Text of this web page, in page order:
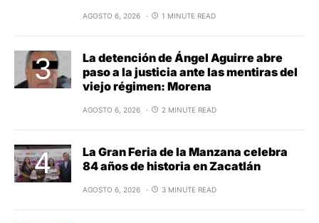
AGOSTO 6, 2026 1 MINUTE READ
La detención de Ángel Aguirre abre
paso a la justicia ante las mentiras del
viejo régimen: Morena
AGOSTO 6, 2026 2 MINUTE READ
La Gran Feria de la Manzana celebra
84 años de historia en Zacatlán
AGOSTO 6, 2026 3 MINUTE READ